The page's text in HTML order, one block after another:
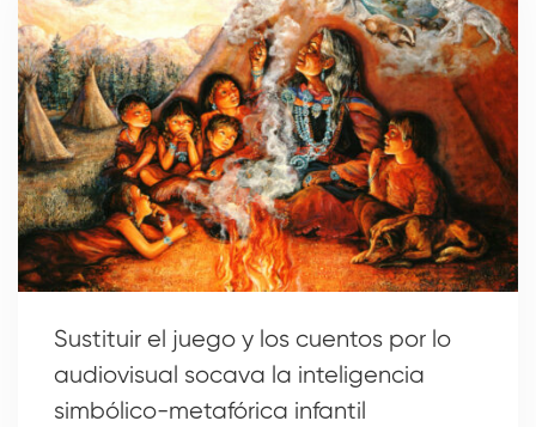
Sustituir el juego y los cuentos por lo
audiovisual socava la inteligencia
simbólico-metafórica infantil